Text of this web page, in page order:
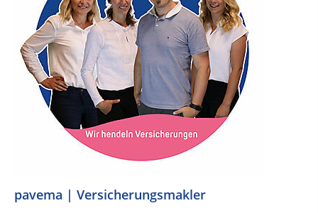
pavema | Versicherungsmakler